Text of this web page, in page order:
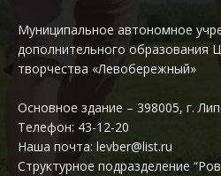
Муниципальное автономное
дополнительного образования
творчества «Левобережный»
Основное здание – 398005, г.
Телефон: 43-12-20
Наша почта: levber@list.ru
Структурное подразделение